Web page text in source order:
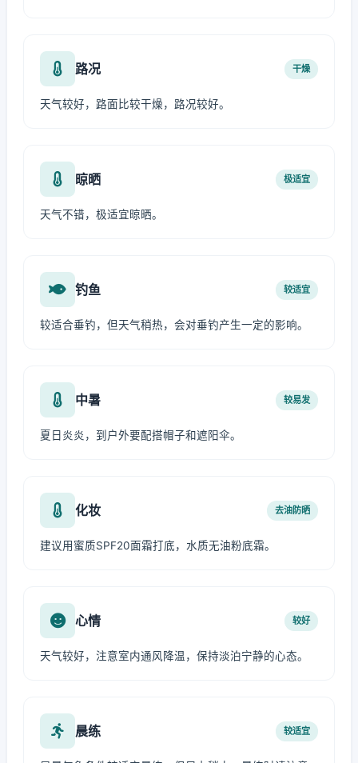
路况 干燥
天气较好，路面比较干燥，路况较好。
晾晒 极适宜
天气不错，极适宜晾晒。
钓鱼 较适宜
较适合垂钓，但天气稍热，会对垂钓产生一定的影响。
中暑 较易发
夏日炎炎，到户外要配搭帽子和遮阳伞。
化妆 去油防晒
建议用蜜质SPF20面霜打底，水质无油粉底霜。
心情 较好
天气较好，注意室内通风降温，保持淡泊宁静的心态。
晨练 较适宜